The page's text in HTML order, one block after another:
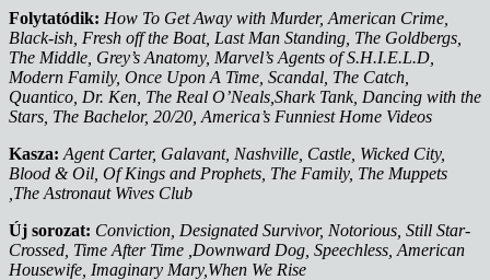
Folytatódik: How To Get Away with Murder, American Crime,
Black-ish, Fresh off the Boat, Last Man Standing, The Goldbergs,
The Middle, Grey’s Anatomy, Marvel’s Agents of S.H.I.E.L.D,
Modern Family, Once Upon A Time, Scandal, The Catch,
Quantico, Dr. Ken, The Real O’Neals,Shark Tank, Dancing with the
Stars, The Bachelor, 20/20, America’s Funniest Home Videos
Kasza: Agent Carter, Galavant, Nashville, Castle, Wicked City,
Blood & Oil, Of Kings and Prophets, The Family, The Muppets
,The Astronaut Wives Club
Új sorozat: Conviction, Designated Survivor, Notorious, Still Star-
Crossed, Time After Time ,Downward Dog, Speechless, American
Housewife, Imaginary Mary,When We Rise